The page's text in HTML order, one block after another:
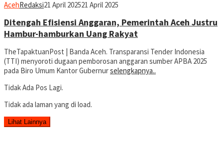
AcehRedaksi21 April 202521 April 2025
Ditengah Efisiensi Anggaran, Pemerintah Aceh Justru
Hambur-hamburkan Uang Rakyat
TheTapaktuanPost | Banda Aceh. Transparansi Tender Indonesia
(TTI) menyoroti dugaan pemborosan anggaran sumber APBA 2025
pada Biro Umum Kantor Gubernurselengkapnya..
Tidak Ada Pos Lagi.
Tidak ada laman yang di load.
Lihat Lainnya